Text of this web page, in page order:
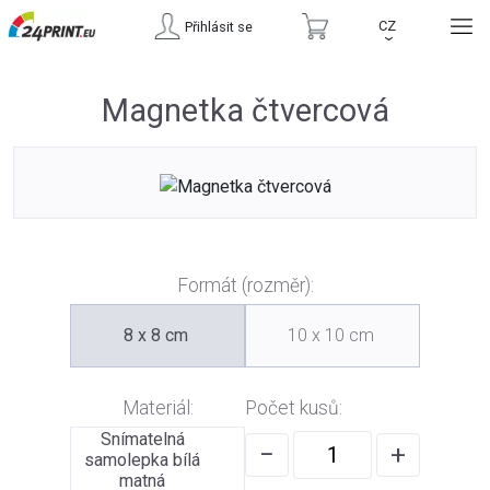
Přihlásit se CZ
›
Magnetka čtvercová
Formát (rozměr):
8 x 8 cm 10 x 10 cm
Materiál:
Snímatelná
samolepka bílá
matná
Počet kusů:
− +